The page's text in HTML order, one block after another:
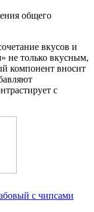
общего
вкусов и
не только вкусным,
компонент вносит
с
с чипсами